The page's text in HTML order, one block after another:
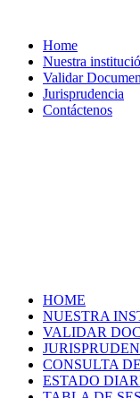
Home
Nuestra
Validar
Jurisprudencia
Contáctenos
HOME
NUESTRA
VALIDAR
CONSULTA
ESTADO